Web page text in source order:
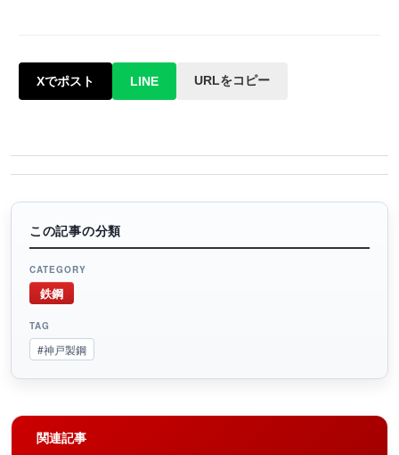
Xでポスト LINE URLをコピー
この記事の分類
CATEGORY
鉄鋼
TAG
#神戸製鋼
関連記事